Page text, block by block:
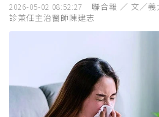
2026-05-02 08:52:27
聯合報 ／ 文／
診兼任主治醫師陳建志